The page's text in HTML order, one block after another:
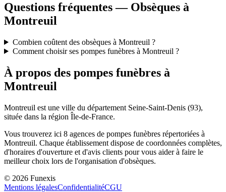
Questions fréquentes — Obsèques à
Montreuil
Combien coûtent des obsèques à Montreuil ?
Comment choisir ses pompes funèbres à Montreuil ?
À propos des pompes funèbres à
Montreuil
Montreuil est une ville du département Seine-Saint-Denis (93),
située dans la région Île-de-France.
Vous trouverez ici 8 agences de pompes funèbres répertoriées à
Montreuil. Chaque établissement dispose de coordonnées complètes,
d'horaires d'ouverture et d'avis clients pour vous aider à faire le
meilleur choix lors de l'organisation d'obsèques.
© 2026 Funexis
Mentions légalesConfidentialitéCGU